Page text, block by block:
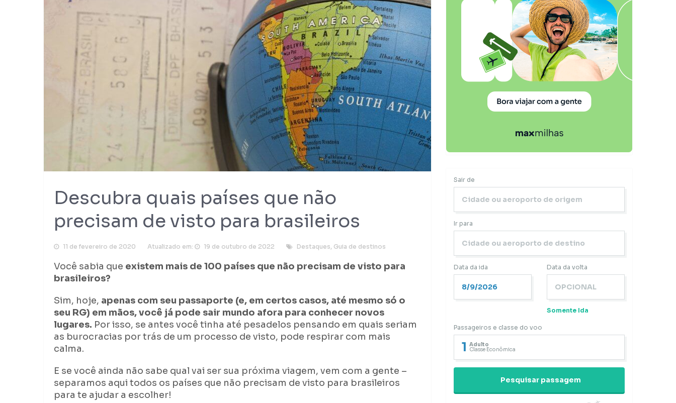
Descubra quais países que não
precisam de visto para brasileiros
11 de fevereiro de 2020 Atualizado em: 19 de outubro de 2022 Destaques, Guia de destinos
Você sabia que existem mais de 100 países que não precisam de visto para
brasileiros?
Sim, hoje, apenas com seu passaporte (e, em certos casos, até mesmo só o
seu RG) em mãos, você já pode sair mundo afora para conhecer novos
lugares. Por isso, se antes você tinha até pesadelos pensando em quais seriam
as burocracias por trás de um processo de visto, pode respirar com mais
calma.
E se você ainda não sabe qual vai ser sua próxima viagem, vem com a gente –
separamos aqui todos os países que não precisam de visto para brasileiros
para te ajudar a escolher!
Sair de
Ir para
Data da ida Data da volta
Somente Ida
Passageiros e classe do voo
1 Adulto
Classe Econômica
Pesquisar passagem